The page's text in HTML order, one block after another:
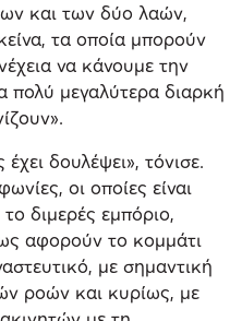
και των δύο λαών,
τα οποία μπορούν
να κάνουμε την
πολύ μεγαλύτερα διαρκή
δουλέψει», τόνισε.
οι οποίες είναι
διμερές εμπόριο,
αφορούν το κομμάτι
με σημαντική
ροών και κυρίως, με